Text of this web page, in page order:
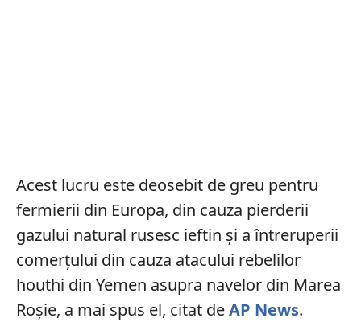
Acest lucru este deosebit de greu pentru
fermierii din Europa, din cauza pierderii
gazului natural rusesc ieftin și a întreruperii
comerțului din cauza atacului rebelilor
houthi din Yemen asupra navelor din Marea
Roșie, a mai spus el, citat deAP News.